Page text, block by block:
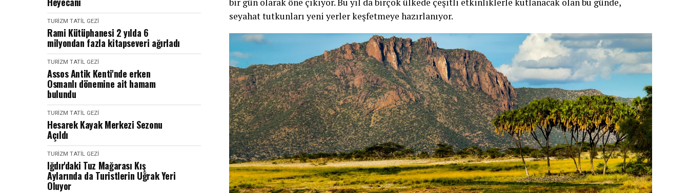
TURIZM TATIL GEZI
Rami Kütüphanesi 2 yılda 6
milyondan fazla kitapseveri ağırladı
TURIZM TATIL GEZI
Assos Antik Kenti'nde erken
Osmanlı dönemine ait hamam
bulundu
TURIZM TATIL GEZI
Hesarek Kayak Merkezi Sezonu
Açıldı
TURIZM TATIL GEZI
Iğdır'daki Tuz Mağarası Kış
Aylarında da Turistlerin Uğrak Yeri
Oluyor
bir gün olarak öne çıkıyor. Bu yıl da birçok ülkede çeşitli etkinliklerle kutlanacak olan bu günde,
seyahat tutkunları yeni yerler keşfetmeye hazırlanıyor.